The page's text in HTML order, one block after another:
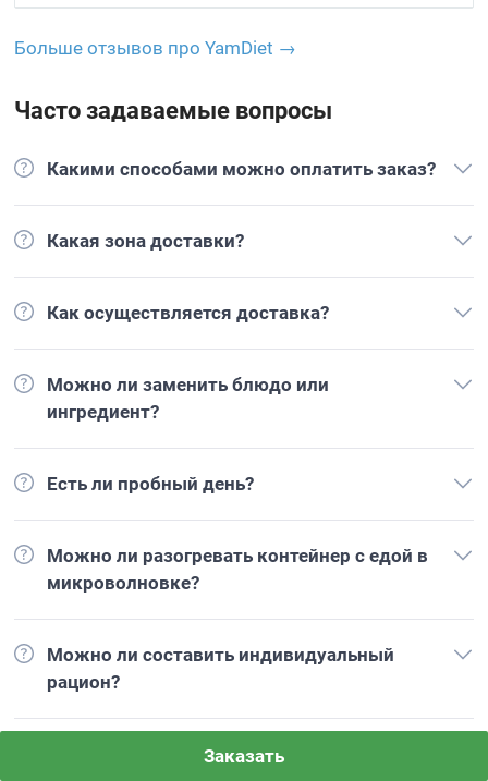
Больше отзывов про YamDiet →
Часто задаваемые вопросы
Какими способами можно оплатить заказ?
Какая зона доставки?
Как осуществляется доставка?
Можно ли заменить блюдо или
ингредиент?
Есть ли пробный день?
Можно ли разогревать контейнер с едой в
микроволновке?
Можно ли составить индивидуальный
рацион?
Заказать